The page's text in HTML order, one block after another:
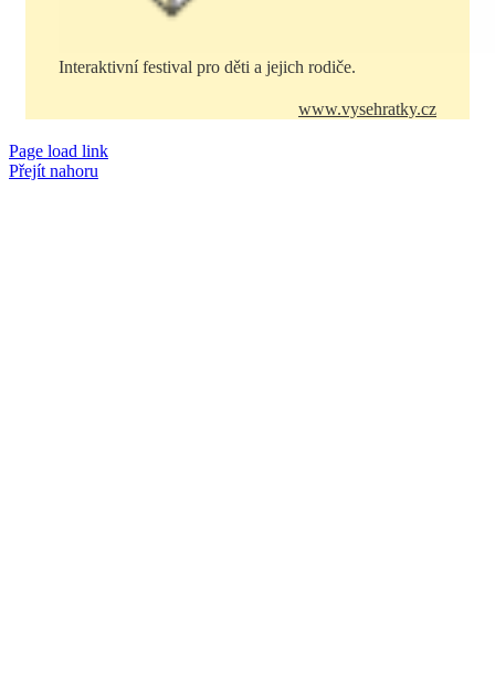
Interaktivní festival pro děti a jejich rodiče.
www.vysehratky.cz
Page load link
Přejít nahoru